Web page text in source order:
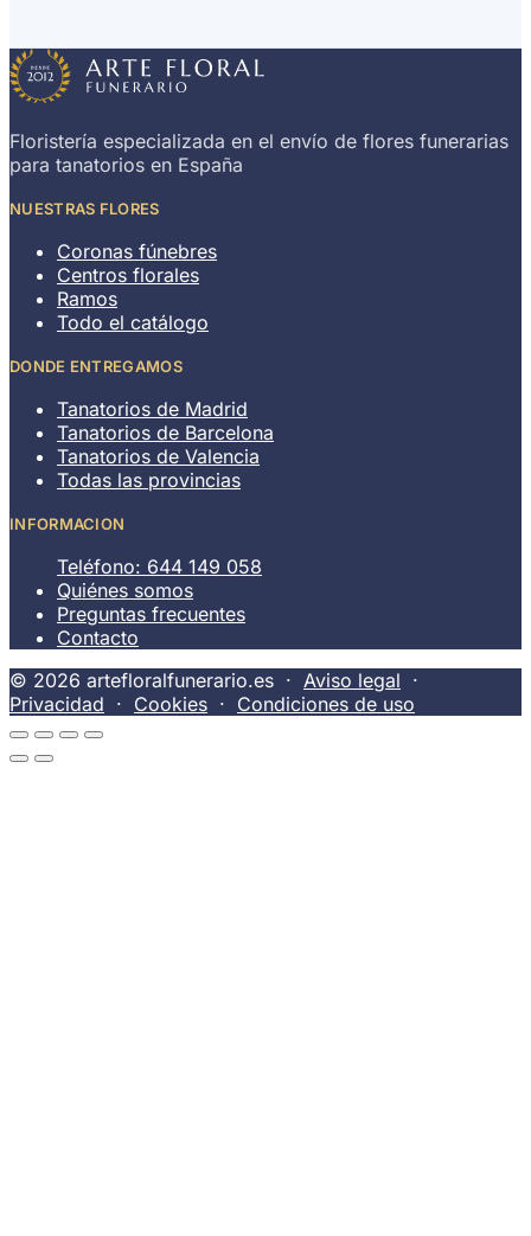
Floristería especializada en el envío de flores funerarias
para tanatorios en España
NUESTRAS FLORES
Coronas fúnebres
Centros florales
Ramos
Todo el catálogo
DONDE ENTREGAMOS
Tanatorios de Madrid
Tanatorios de Barcelona
Tanatorios de Valencia
Todas las provincias
INFORMACION
Teléfono: 644 149 058
Quiénes somos
Preguntas frecuentes
Contacto
© 2026 artefloralfunerario.es · Aviso legal ·
Privacidad · Cookies · Condiciones de uso